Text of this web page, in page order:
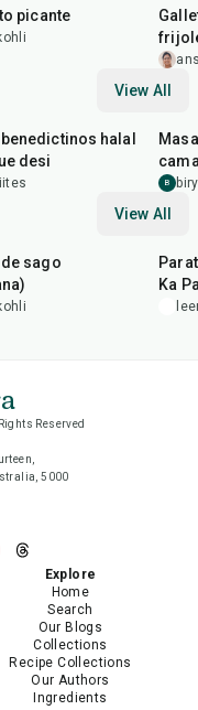
picante
View All
halal
desi
B
View All
sago
Ka
Reserved
5000
Explore
Home
Search
Our Blogs
Collections
Recipe Collections
Our Authors
Ingredients